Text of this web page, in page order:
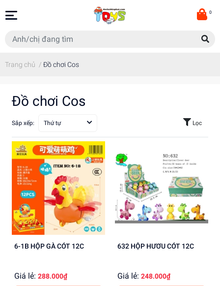
0
Trang chủ / Đồ chơi Cos
Đồ chơi Cos
Sắp xếp: Thứ tự Lọc
6-1B HỘP GÀ CÓT 12C
Giá lẻ: 288.000₫
632 HỘP HƯƠU CÓT 12C
Giá lẻ: 248.000₫